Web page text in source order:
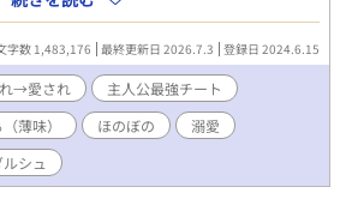
けて欲しい。 ただそれだけを願って毎
葉が分かるようになって、遂に自分の状
（ぼくはかあさまをころしてうまれた。
がきらい。 ぼくがあいされることはな
いた希望が打ち砕かれ、絶望した。 そし
世の俺「須藤卓也」の記憶が蘇ったん
悪いんじゃなくね？」 公爵や兄たちが
俺には新たな家族ができた。俺の叔父
字数 1,483,176 最終更新日 2026.7.3 登録日 2024.6.15
→愛され
主人公最強チート
薄味） ほのぼの
溺愛
シュ